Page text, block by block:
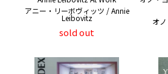
アニー・リーボヴィッツ / Annie
Leibovitz
sold out
オ